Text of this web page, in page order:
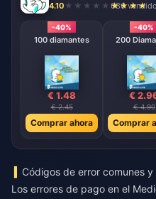
4.10 686 vendido
-40%
100 diamantes
€ 1.48
€ 2.45
Comprar ahora
-40%
200
€
€ 4.90
Comprar
Códigos de error comunes
Los errores de pago en el